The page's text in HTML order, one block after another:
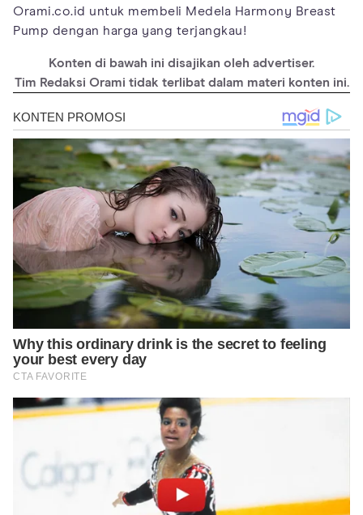
Orami.co.id untuk membeli Medela Harmony Breast
Pump dengan harga yang terjangkau!
Konten di bawah ini disajikan oleh advertiser.
Tim Redaksi Orami tidak terlibat dalam materi konten ini.